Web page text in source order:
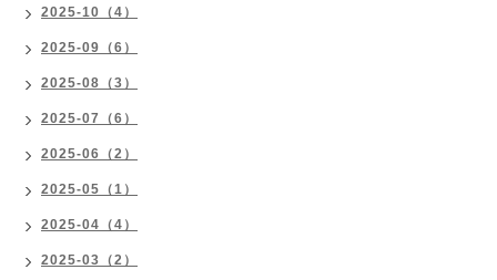
2025-10（4）
2025-09（6）
2025-08（3）
2025-07（6）
2025-06（2）
2025-05（1）
2025-04（4）
2025-03（2）